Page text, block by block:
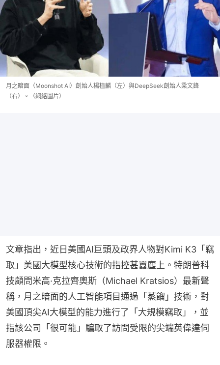
月之暗面（Moonshot AI）創始人楊植麟（左）與DeepSeek創始人梁文鋒
（右）。（網絡圖片）
文章指出，近日美國AI巨頭及政界人物對Kimi K3「竊
取」美國大模型核心技術的指控甚囂塵上。特朗普科
技顧問米高·克拉齊奧斯（Michael Kratsios）最新聲
稱，月之暗面的人工智能項目通過「蒸餾」技術，對
美國頂尖AI大模型的能力進行了「大規模竊取」，並
指該公司「很可能」騙取了訪問受限的尖端英偉達伺
服器權限。